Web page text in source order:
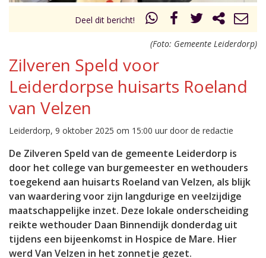
Deel dit bericht!
(Foto: Gemeente Leiderdorp)
Zilveren Speld voor
Leiderdorpse huisarts Roeland
van Velzen
Leiderdorp, 9 oktober 2025 om 15:00 uur door de redactie
De Zilveren Speld van de gemeente Leiderdorp is
door het college van burgemeester en wethouders
toegekend aan huisarts Roeland van Velzen, als blijk
van waardering voor zijn langdurige en veelzijdige
maatschappelijke inzet. Deze lokale onderscheiding
reikte wethouder Daan Binnendijk donderdag uit
tijdens een bijeenkomst in Hospice de Mare. Hier
werd Van Velzen in het zonnetje gezet.